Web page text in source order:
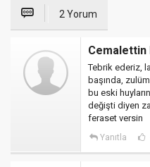
2 Yorum
Cemalettin
Tebrik ederiz,
başında,
bu eski
değişti diyen
feraset versin
Yanıtla